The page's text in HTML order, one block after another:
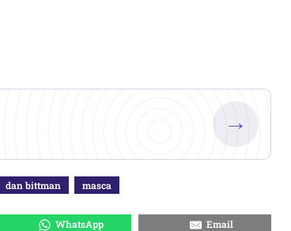
→
dan bittman masca
WhatsApp Email